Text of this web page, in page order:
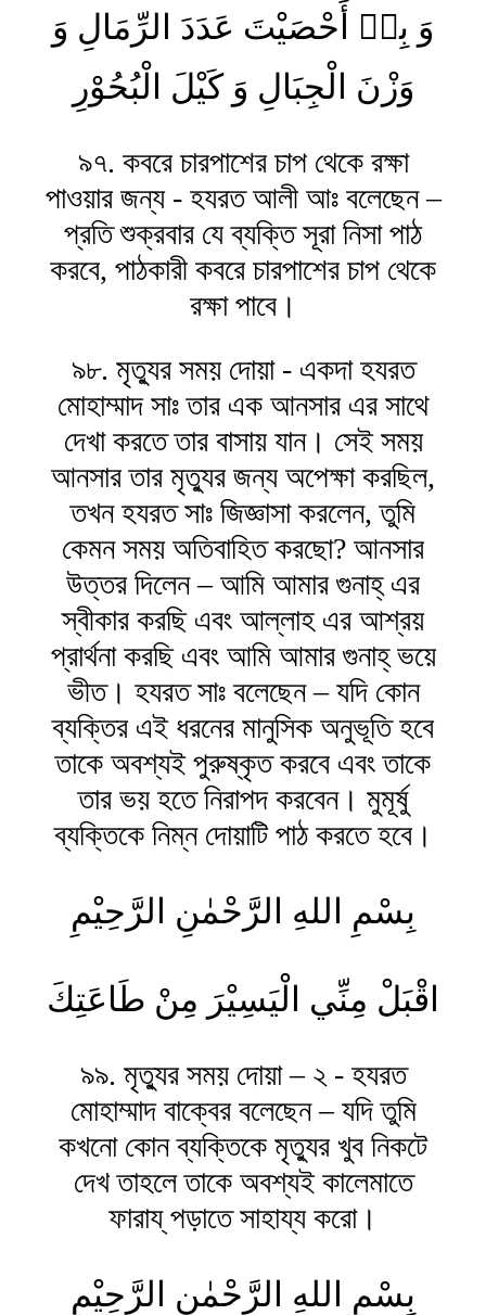
وَ بِهٖ أَحْصَيْتَ عَدَدَ الرِّمَالِ وَ
وَزْنَ الْجِبَالِ وَ كَيْلَ الْبُحُوْرِ
৯৭. কবরে চারপাশের চাপ থেকে রক্ষা
পাওয়ার জন্য - হযরত আলী আঃ বলেছেন –
প্রতি শুক্রবার যে ব্যক্তি সূরা নিসা পাঠ
করবে, পাঠকারী কবরে চারপাশের চাপ থেকে
রক্ষা পাবে।
৯৮. মৃত্যুর সময় দোয়া - একদা হযরত
মোহাম্মাদ সাঃ তার এক আনসার এর সাথে
দেখা করতে তার বাসায় যান। সেই সময়
আনসার তার মৃত্যুর জন্য অপেক্ষা করছিল,
তখন হযরত সাঃ জিজ্ঞাসা করলেন, তুমি
কেমন সময় অতিবাহিত করছো? আনসার
উত্তর দিলেন – আমি আমার গুনাহ্ এর
স্বীকার করছি এবং আল্লাহ এর আশ্রয়
প্রার্থনা করছি এবং আমি আমার গুনাহ্ ভয়ে
ভীত। হযরত সাঃ বলেছেন – যদি কোন
ব্যক্তির এই ধরনের মানুসিক অনুভূতি হবে
তাকে অবশ্যই পুরুষ্কৃত করবে এবং তাকে
তার ভয় হতে নিরাপদ করবেন। মুমূর্ষু
ব্যক্তিকে নিম্ন দোয়াটি পাঠ করতে হবে।
بِسْمِ اللهِ الرَّحْمٰنِ الرَّحِیْمِ
اقْبَلْ مِنِّي الْيَسِيْرَ مِنْ طَاعَتِكَ
৯৯. মৃত্যুর সময় দোয়া – ২ - হযরত
মোহাম্মাদ বাক্বের বলেছেন – যদি তুমি
কখনো কোন ব্যক্তিকে মৃত্যুর খুব নিকটে
দেখ তাহলে তাকে অবশ্যই কালেমাতে
ফারায্ পড়াতে সাহায্য করো।
بِسْمِ اللهِ الرَّحْمٰنِ الرَّحِیْمِ